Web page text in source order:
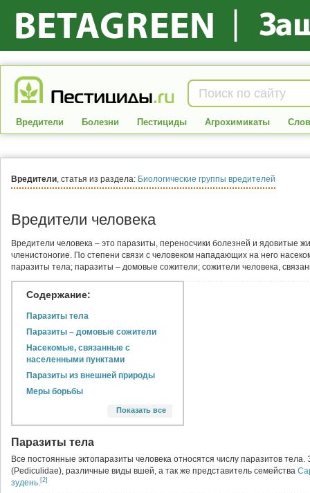
Вредители Болезни Пестициды Агрохимикаты
Вредители, статья из раздела: Биологические группы вредителей
Вредители человека
Вредители человека – это паразиты, переносчики болезней и ядовитые
членистоногие. По степени связи с человеком нападающих на него
паразиты тела; паразиты – домовые сожители; сожители человека,
Показать все
Содержание:
Паразиты тела
Паразиты – домовые сожители
Насекомые, связанные с
населенными пунктами
Паразиты из внешней природы
Меры борьбы
Профилактические мероприятия
Истребительные мероприятия
Механические методы
Химические методы
дезинсекции
Паразиты тела
Все постоянные эктопаразиты человека относятся числу паразитов
(Pediculidae), различные виды вшей, а так же представитель семейства
зудень.[2]